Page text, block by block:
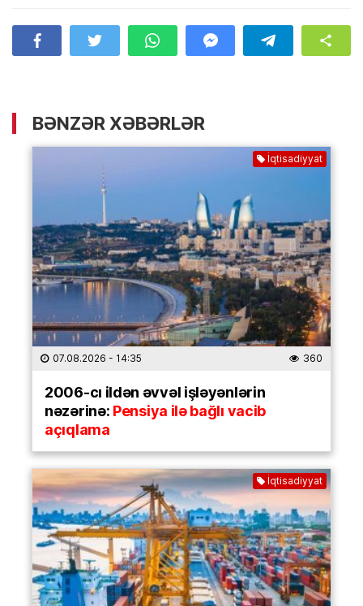
BƏNZƏR XƏBƏRLƏR
İqtisadiyyat
07.08.2026 - 14:35 360
2006-cı ildən əvvəl işləyənlərin
nəzərinə:Pensiya ilə bağlı vacib
açıqlama
İqtisadiyyat